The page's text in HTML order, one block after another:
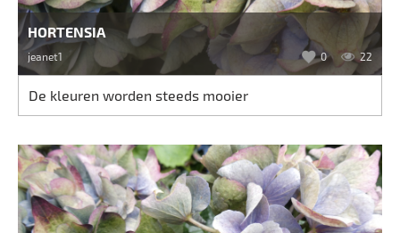
HORTENSIA
jeanet1 0 22
De kleuren worden steeds mooier